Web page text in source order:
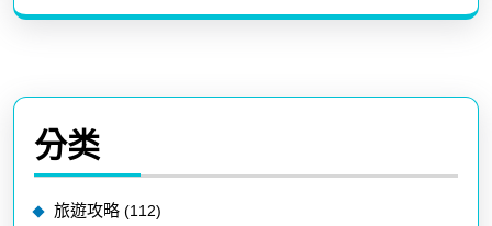
分类
旅遊攻略 (112)